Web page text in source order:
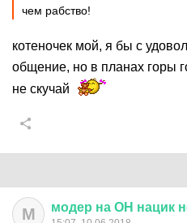
чем рабство!
котеночек мой, я бы с
общение, но в планах горы
не скучай
М модер на ОН нацик